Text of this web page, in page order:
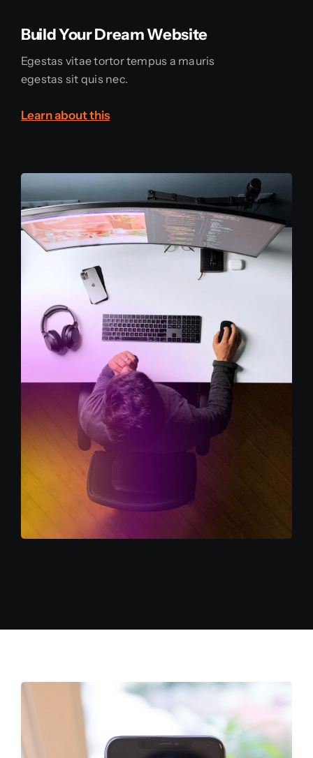
Build Your Dream Website
Egestas vitae tortor tempus a mauris
egestas sit quis nec.
Learn about this